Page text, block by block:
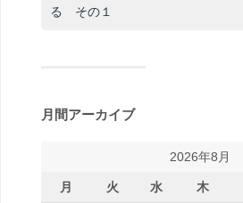
る その１
月間アーカイブ
2026年8月
月 火 水 木